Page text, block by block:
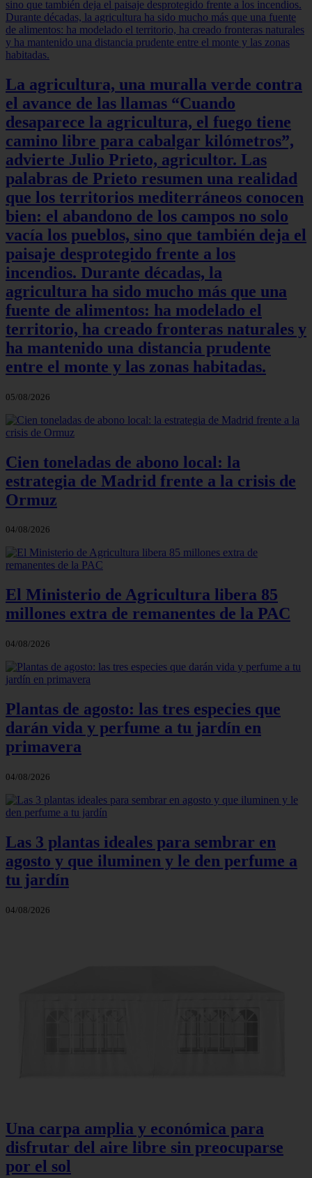
La agricultura, una muralla verde contra
el avance de las llamas “Cuando
desaparece la agricultura, el fuego tiene
camino libre para cabalgar kilómetros”,
advierte Julio Prieto, agricultor. Las
palabras de Prieto resumen una realidad
que los territorios mediterráneos conocen
bien: el abandono de los campos no solo
vacía los pueblos, sino que también deja el
paisaje desprotegido frente a los
incendios. Durante décadas, la
agricultura ha sido mucho más que una
fuente de alimentos: ha modelado el
territorio, ha creado fronteras naturales y
ha mantenido una distancia prudente
entre el monte y las zonas habitadas.
05/08/2026
Cien toneladas de abono local: la
estrategia de Madrid frente a la crisis de
Ormuz
04/08/2026
El Ministerio de Agricultura libera 85
millones extra de remanentes de la PAC
04/08/2026
Plantas de agosto: las tres especies que
darán vida y perfume a tu jardín en
primavera
04/08/2026
Las 3 plantas ideales para sembrar en
agosto y que iluminen y le den perfume a
tu jardín
04/08/2026
Una carpa amplia y económica para
disfrutar del aire libre sin preocuparse
por el sol